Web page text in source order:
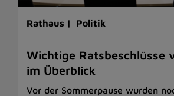
Rathaus | Politik
Wichtige Ratsbeschlüsse
im Überblick
Vor der Sommerpause wurden